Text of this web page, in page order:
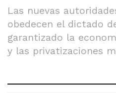
Las nuevas
obedecen el dictado
garantizado la
y las privatizaciones